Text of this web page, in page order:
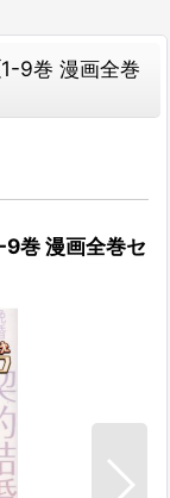
1-9巻 漫画全巻
9巻 漫画全巻セ